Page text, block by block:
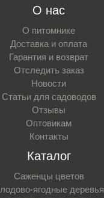
О нас
О питомнике
Доставка и оплата
Гарантия и возврат
Отследить заказ
Новости
Статьи для садоводов
Отзывы
Оптовикам
Контакты
Каталог
Саженцы цветов
ягодные деревья